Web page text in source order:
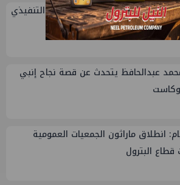
شتا ووليد أنور نائبين للرئيس التنفيذي
عبدالحافظ يتحدث عن قصة نجاح إنبي
انطلاق ماراثون الجمعيات العمومية
البترول